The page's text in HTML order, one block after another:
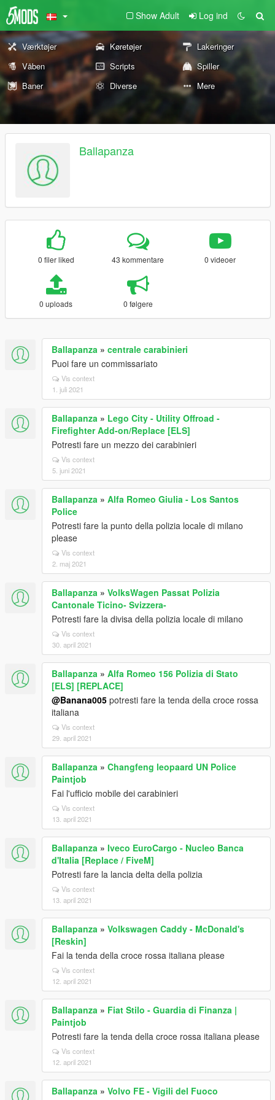
Show Adult Log ind
Værktøjer Køretøjer
Lakeringer
Våben
Scripts
Spiller
Baner
Diverse Mere
Ballapanza
0 filer liked 43 kommentare 0 videoer
0 uploads 0 følgere
Ballapanza » centrale carabinieri
Puoi fare un commissariato
Vis context
1. juli 2021
Ballapanza » Lego City - Utility Offroad -
Firefighter Add-on/Replace [ELS]
Potresti fare un mezzo dei carabinieri
Vis context
5. juni 2021
Ballapanza » Alfa Romeo Giulia - Los Santos
Police
Potresti fare la punto della polizia locale di milano
please
Vis context
2. maj 2021
Ballapanza » VolksWagen Passat Polizia
Cantonale Ticino- Svizzera-
Potresti fare la divisa della polizia locale di milano
Vis context
30. april 2021
Ballapanza » Alfa Romeo 156 Polizia di Stato
[ELS] [REPLACE]
@Banana005 potresti fare la tenda della croce rossa
italiana
Vis context
29. april 2021
Ballapanza » Changfeng leopaard UN Police
Paintjob
Fai l'ufficio mobile dei carabinieri
Vis context
13. april 2021
Ballapanza » Iveco EuroCargo - Nucleo Banca
d'Italia [Replace / FiveM]
Potresti fare la lancia delta della polizia
Vis context
13. april 2021
Ballapanza » Volkswagen Caddy - McDonald's
[Reskin]
Fai la tenda della croce rossa italiana please
Vis context
12. april 2021
Ballapanza » Fiat Stilo - Guardia di Finanza |
Paintjob
Potresti fare la tenda della croce rossa italiana please
Vis context
12. april 2021
Ballapanza » Volvo FE - Vigili del Fuoco